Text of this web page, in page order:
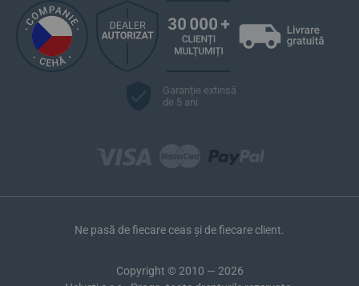
Garanție extinsă
de 5 ani
Ne pasă de fiecare ceas și de fiecare client.
Copyright © 2010 — 2026